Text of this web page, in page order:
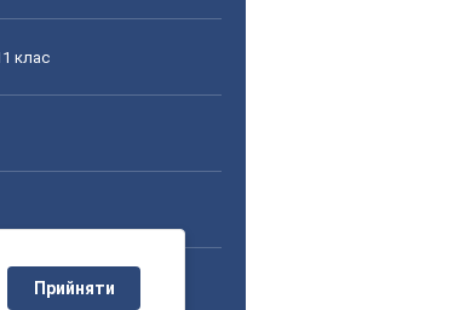
клас
11 класПрийняти